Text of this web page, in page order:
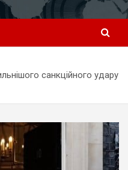
санкційного удару